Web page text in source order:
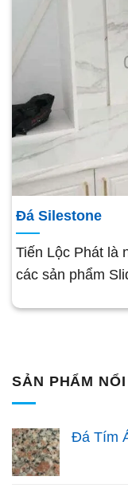
Đá Silestone
Tiến Lộc Phát là
các sản phẩm
SẢN PHẨM
Đá Tím